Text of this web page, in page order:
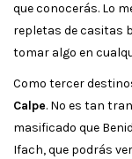
que conocerás. Lo
repletas de casitas
tomar algo en
Como tercer
Calpe. No es tan
masificado que
Ifach, que podrás